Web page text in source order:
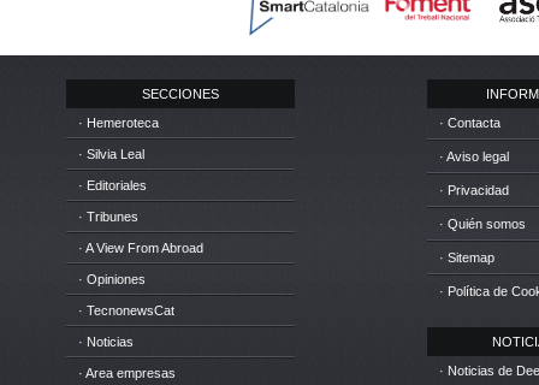
SECCIONES
· Hemeroteca
· Silvia Leal
· Editoriales
· Tribunes
· A View From Abroad
· Opiniones
· TecnonewsCat
· Noticias
· Area empresas
· Contacta
· Aviso legal
· Privacidad
· Quién somos
· Sitemap
· Política de
· Noticias de